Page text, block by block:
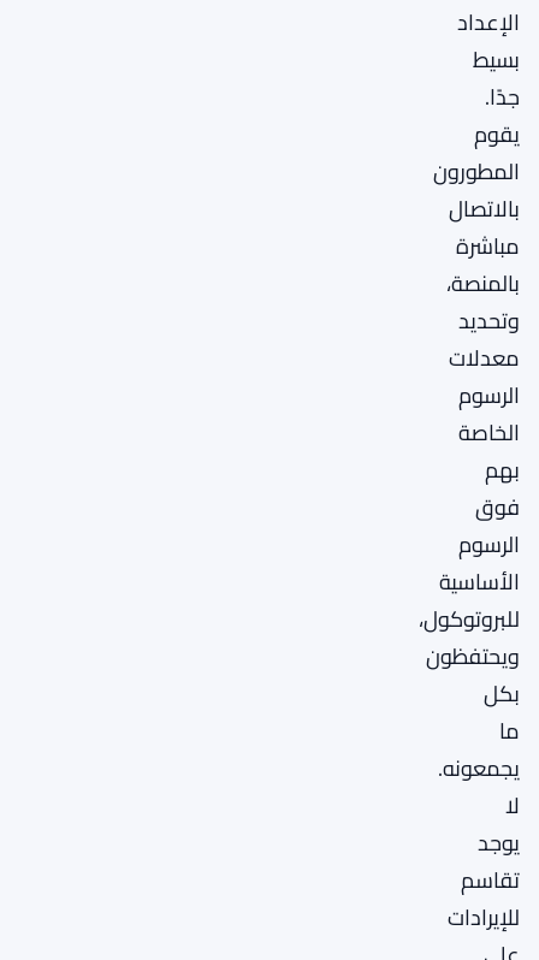
الإعداد
بسيط
جدًا.
يقوم
المطورون
بالاتصال
مباشرة
بالمنصة،
وتحديد
معدلات
الرسوم
الخاصة
بهم
فوق
الرسوم
الأساسية
للبروتوكول،
ويحتفظون
بكل
ما
يجمعونه.
لا
يوجد
تقاسم
للإيرادات